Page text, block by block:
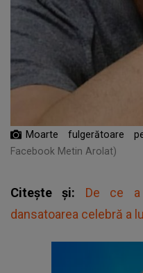
Moarte fulgerătoare
Facebook Metin Arolat)
Citește și: De ce a
dansatoarea celebră a